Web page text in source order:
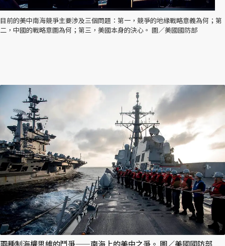
目前的美中南海競爭主要涉及三個問題：第一，競爭的地緣戰略意義為何；第
二，中國的戰略意圖為何；第三，美國本身的決心。 圖／美國國防部
兩種制海權思維的鬥爭——南海上的美中之爭。 圖／美國國防部